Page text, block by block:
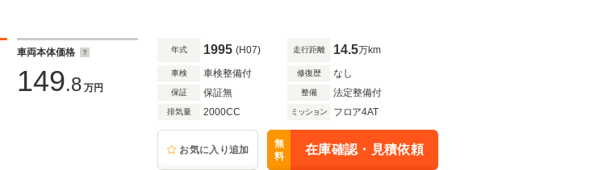
車両本体価格
149.8 万円
年式 1995 (H07) 走行距離 14.5万km
車検 車検整備付 修復歴 なし
保証 保証無 整備 法定整備付
排気量 2000CC ミッション フロア4AT
お気に入り追加
無
料
在庫確認・見積依頼